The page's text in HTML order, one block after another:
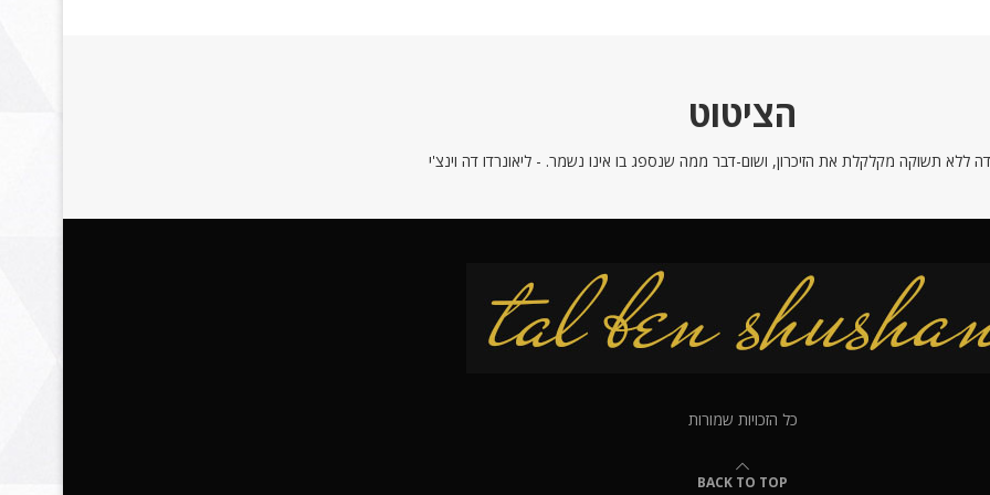
הציטוט
ללא תשוקה מקלקלת את הזיכרון, ושום-דבר ממה שנספג בו אינו נשמר. - ליאונרדו דה וינצ'י
כל הזכויות שמורות
BACK TO TOP